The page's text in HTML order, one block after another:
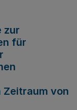
zur
für
von